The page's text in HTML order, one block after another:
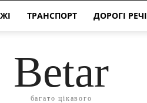
ТРАНСПОРТ ДОРОГІ РЕЧІ
Betar
багато цікавого